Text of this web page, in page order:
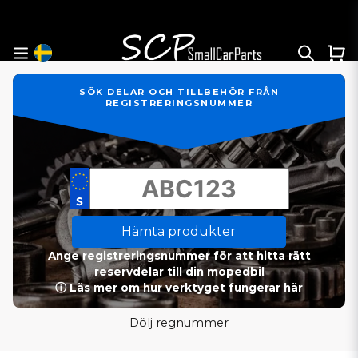
SÖK DELAR OCH TILLBEHÖR FRÅN
REGISTRERINGSNUMMER
Hämta produkter
Ange registreringsnummer för att hitta rätt
reservdelar till din mopedbil
ⓘ Läs mer om hur verktyget fungerar här
Dölj regnummer